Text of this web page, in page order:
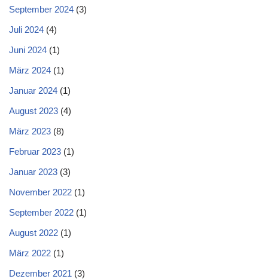
September 2024 (3)
Juli 2024 (4)
Juni 2024 (1)
März 2024 (1)
Januar 2024 (1)
August 2023 (4)
März 2023 (8)
Februar 2023 (1)
Januar 2023 (3)
November 2022 (1)
September 2022 (1)
August 2022 (1)
März 2022 (1)
Dezember 2021 (3)